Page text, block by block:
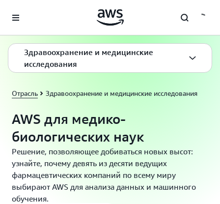
Перейти к главному контенту
Здравоохранение и медицинские
исследования
Отрасль Здравоохранение и медицинские исследования
AWS для медико-
биологических наук
Решение, позволяющее добиваться новых высот:
узнайте, почему девять из десяти ведущих
фармацевтических компаний по всему миру
выбирают AWS для анализа данных и машинного
обучения.